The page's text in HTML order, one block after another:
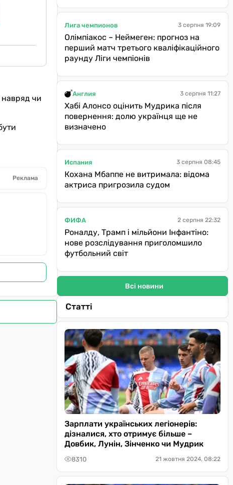
навряд чи
Реклама
Лига чемпионов 3 серпня 19:09
Олімпіакос – Неймеген: прогноз на
перший матч третього кваліфікаційного
раунду Ліги чемпіонів
Англия 3 серпня 11:27
Хабі Алонсо оцінить Мудрика після
повернення: долю українця ще не
визначено
Испания 3 серпня 08:45
Кохана Мбаппе не витримала: відома
актриса пригрозила судом
ФИФА 2 серпня 22:32
Роналду, Трамп і мільйони Інфантіно:
нове розслідування приголомшило
футбольний світ
Всі новини
Статті
Зарплати українських легіонерів:
дізналися, хто отримує більше –
Довбик, Лунін, Зінченко чи Мудрик
8310 21 жовтня 2024, 08:22